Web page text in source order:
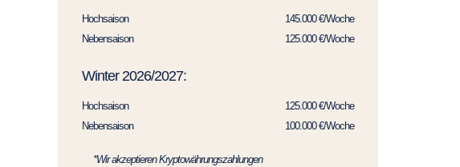
Hochsaison
145.000 €/Woche
Nebensaison
125.000 €/Woche
Winter 2026/2027:
Hochsaison
125.000 €/Woche
Nebensaison
100.000 €/Woche
*Wir akzeptieren Kryptowährungszahlungen